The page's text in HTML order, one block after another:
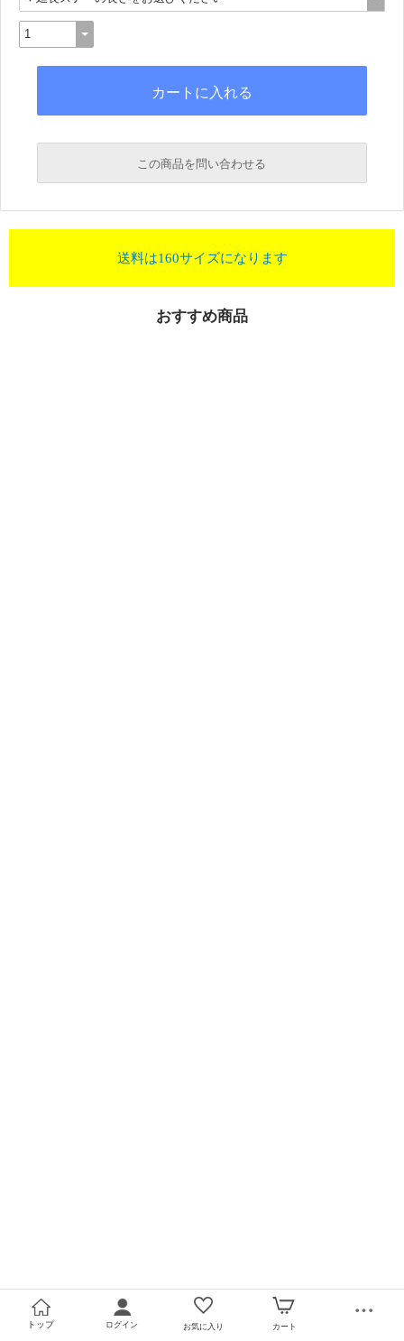
この商品を問い合わせる
送料は160サイズになります
おすすめ商品
トップ ログイン お気に入り カート